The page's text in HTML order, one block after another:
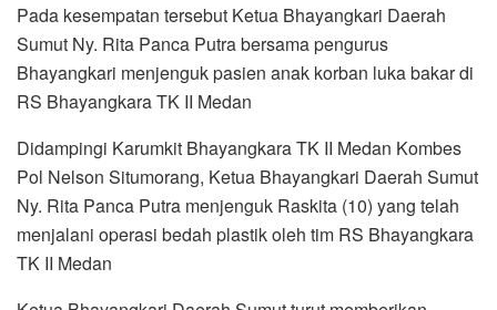
Pada kesempatan tersebut Ketua Bhayangkari Daerah
Sumut Ny. Rita Panca Putra bersama pengurus
Bhayangkari menjenguk pasien anak korban luka bakar di
RS Bhayangkara TK II Medan
Didampingi Karumkit Bhayangkara TK II Medan Kombes
Pol Nelson Situmorang, Ketua Bhayangkari Daerah Sumut
Ny. Rita Panca Putra menjenguk Raskita (10) yang telah
menjalani operasi bedah plastik oleh tim RS Bhayangkara
TK II Medan